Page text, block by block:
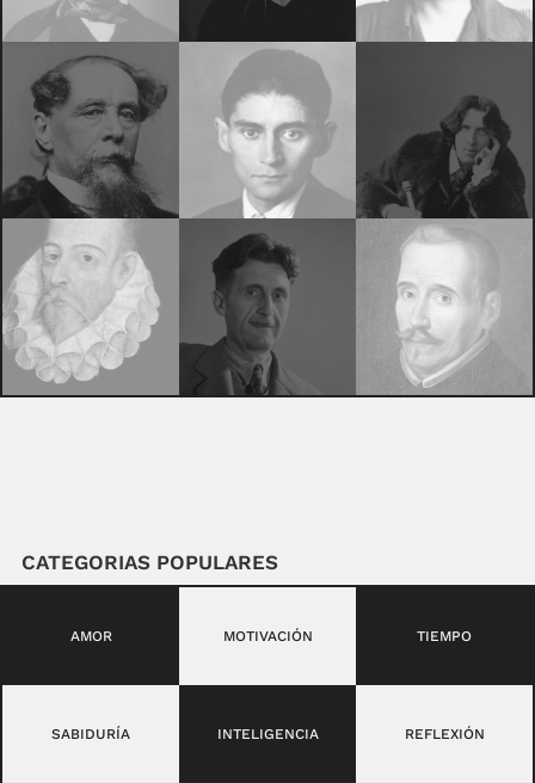
CATEGORIAS POPULARES
AMOR MOTIVACIÓN TIEMPO
SABIDURÍA INTELIGENCIA REFLEXIÓN